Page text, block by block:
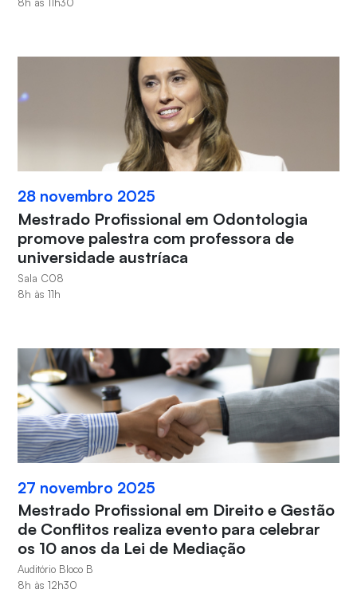
28 novembro 2025
Mestrado Profissional em Odontologia
promove palestra com professora de
universidade austríaca
Sala C08
8h às 11h
27 novembro 2025
Mestrado Profissional em Direito e Gestão
de Conflitos realiza evento para celebrar
os 10 anos da Lei de Mediação
Auditório Bloco B
8h às 12h30